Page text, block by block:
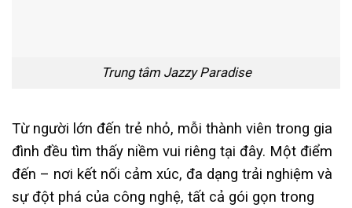
Trung tâm Jazzy Paradise
Từ người lớn đến trẻ nhỏ, mỗi thành viên trong gia
đình đều tìm thấy niềm vui riêng tại đây. Một điểm
đến – nơi kết nối cảm xúc, đa dạng trải nghiệm và
sự đột phá của công nghệ, tất cả gói gọn trong